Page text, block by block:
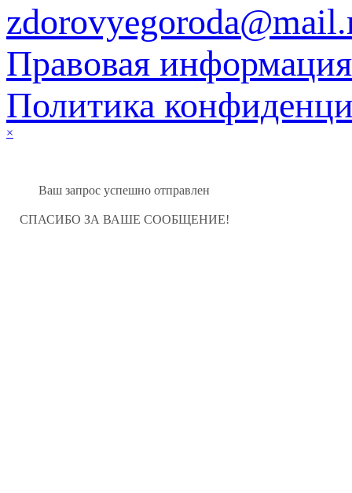
Правовая информация
Политика
×
Ваш запрос успешно отправлен
СПАСИБО ЗА ВАШЕ СООБЩЕНИЕ!